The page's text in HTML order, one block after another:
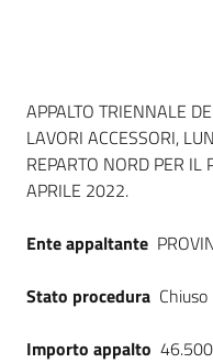
Piattaforme
telematiche
English
Dati del bando
APPALTO TRIENNALE
LAVORI ACCESSORI,
REPARTO NORD PER
APRILE 2022.
Ente appaltante
Stato procedura Chiuso
Importo appalto